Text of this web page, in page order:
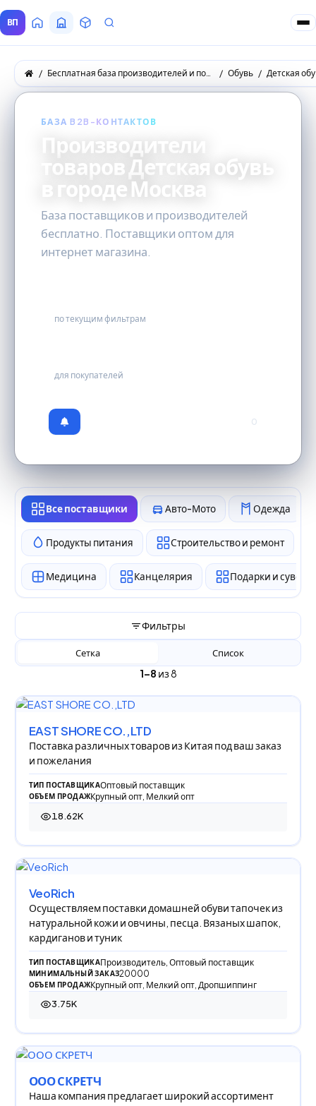
ВП ГлавнаяВсе Поставщики
ТоварыЗапросы покупателей
Бесплатная база производителей и поставщиков товаров оптом Обувь Детская
БАЗА B2B-КОНТАКТОВ
Производители
товаров Детская обувь
в городе Москва
База поставщиков и производителей
бесплатно. Поставщики оптом для
интернет магазина.
по текущим фильтрам
для покупателей
0
Все поставщики Авто-Мото Одежда
Продукты питания Строительство и ремонт
Медицина Канцелярия Подарки и
Фильтры
1–8 из 8
Сетка Список
EAST SHORE CO.,LTD
Поставка различных товаров из Китая под ваш заказ
и пожелания
ТИП ПОСТАВЩИКАОптовый поставщик
ОБЪЕМ ПРОДАЖКрупный опт, Мелкий опт
18.62K
18 623 просмотра
VeoRich
Осуществляем поставки домашней обуви тапочек из
натуральной кожи и овчины, песца. Вязаных шапок,
кардиганов и туник
ТИП ПОСТАВЩИКАПроизводитель, Оптовый поставщик
МИНИМАЛЬНЫЙ ЗАКАЗ20000
ОБЪЕМ ПРОДАЖКрупный опт, Мелкий опт, Дропшиппинг
3.75K
3 747 просмотров
ООО СКРЕТЧ
Наша компания предлагает широкий ассортимент